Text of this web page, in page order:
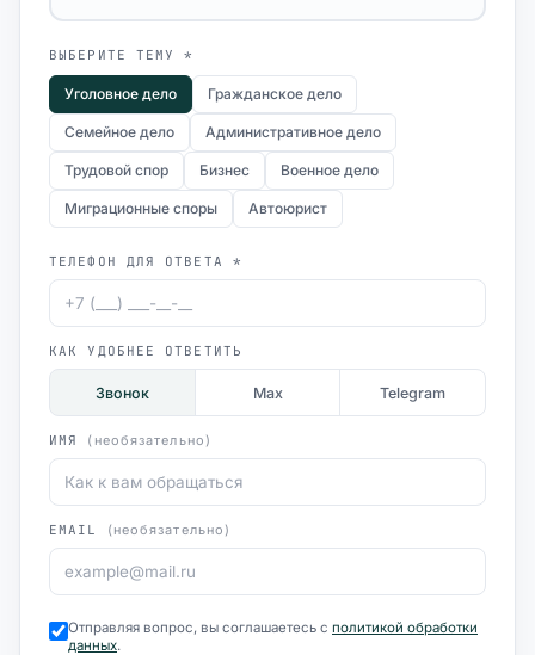
ВЫБЕРИТЕ ТЕМУ *
Уголовное дело Гражданское дело
Семейное дело Административное дело
Трудовой спор Бизнес Военное дело
Миграционные споры Автоюрист
ТЕЛЕФОН ДЛЯ ОТВЕТА *
КАК УДОБНЕЕ ОТВЕТИТЬ
Звонок Max Telegram
ИМЯ (необязательно)
EMAIL (необязательно)
Отправляя вопрос, вы соглашаетесь с политикой обработки
данных.